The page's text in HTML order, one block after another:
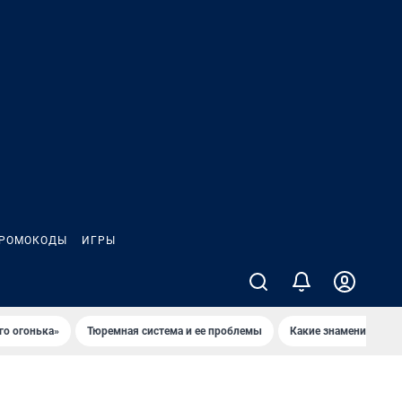
ИГРЫ
огонька» Тюремная система и ее проблемы Какие знаменитости